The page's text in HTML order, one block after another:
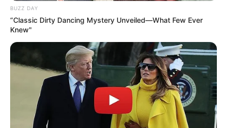
BUZZ DAY
“Classic Dirty Dancing Mystery Unveiled—What Few Ever
Knew"